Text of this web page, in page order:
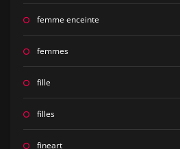
femme enceinte
femmes
fille
filles
fineart